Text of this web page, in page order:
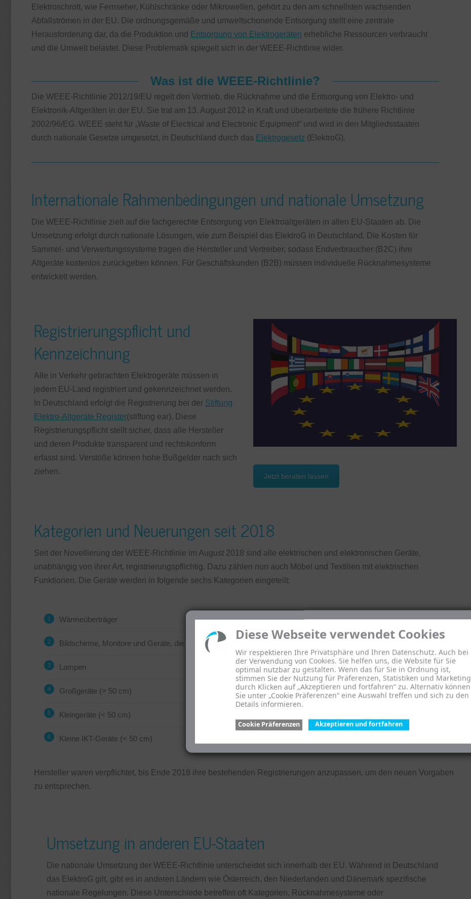
Diese Webseite verwendet Cookies
Wir respektieren Ihre Privatsphäre und Ihren Datenschutz. Auch bei
der Verwendung von Cookies. Sie helfen uns, die Website für Sie
optimal nutzbar zu gestalten. Wenn das für Sie in Ordnung ist,
stimmen Sie der Nutzung für Präferenzen, Statistiken und Marketing
durch Klicken auf „Akzeptieren und fortfahren“ zu. Alternativ können
Sie unter „Cookie Präferenzen“ eine Auswahl treffen und sich zu den
Details informieren.
Cookie Präferenzen Akzeptieren und fortfahren
Elektroschrott, wie Fernseher, Kühlschränke oder Mikrowellen, gehört zu den am schnellsten wachsenden
Abfallströmen in der EU. Die ordnungsgemäße und umweltschonende Entsorgung stellt eine zentrale
Herausforderung dar, da die Produktion und
Entsorgung von Elektrogeräten erhebliche Ressourcen verbraucht
und die Umwelt belastet. Diese Problematik spiegelt sich in der WEEE-Richtlinie wider.
Was ist die WEEE-Richtlinie?
Die WEEE-Richtlinie 2012/19/EU regelt den Vertrieb, die Rücknahme und die Entsorgung von Elektro- und
Elektronik-Altgeräten in der EU. Sie trat am 13. August 2012 in Kraft und überarbeitete die frühere Richtlinie
2002/96/EG. WEEE steht für „Waste of Electrical and Electronic Equipment“ und wird in den Mitgliedsstaaten
durch nationale Gesetze umgesetzt, in Deutschland durch das Elektrogesetz (ElektroG).
Internationale Rahmenbedingungen und nationale Umsetzung
Die WEEE-Richtlinie zielt auf die fachgerechte Entsorgung von Elektroaltgeräten in allen EU-Staaten ab. Die
Umsetzung erfolgt durch nationale Lösungen, wie zum Beispiel das ElektroG in Deutschland. Die Kosten für
Sammel- und Verwertungssysteme tragen die Hersteller und Vertreiber, sodass Endverbraucher (B2C) ihre
Altgeräte kostenlos zurückgeben können. Für Geschäftskunden (B2B) müssen individuelle Rücknahmesysteme
entwickelt werden.
Registrierungspflicht und
Kennzeichnung
Alle in Verkehr gebrachten Elektrogeräte müssen in
jedem EU-Land registriert und gekennzeichnet werden.
In Deutschland erfolgt die Registrierung bei der Stiftung
Elektro-Altgeräte Register(stiftung ear). Diese
Registrierungspflicht stellt sicher, dass alle Hersteller
und deren Produkte transparent und rechtskonform
erfasst sind. Verstöße können hohe Bußgelder nach sich
ziehen.
Jetzt beraten lassen
Kategorien und Neuerungen seit 2018
Seit der Novellierung der WEEE-Richtlinie im August 2018 sind alle elektrischen und elektronischen Geräte,
unabhängig von ihrer Art, registrierungspflichtig. Dazu zählen nun auch Möbel und Textilien mit elektrischen
Funktionen. Die Geräte werden in folgende sechs Kategorien eingeteilt:
Wärmeüberträger
Bildschirme, Monitore und Geräte, die Bildschirme mit einer Oberfläche von mehr als 100 cm² enthalten
Lampen
Großgeräte (> 50 cm)
Kleingeräte (< 50 cm)
Kleine IKT-Geräte (< 50 cm)
Hersteller waren verpflichtet, bis Ende 2018 ihre bestehenden Registrierungen anzupassen, um den neuen Vorgaben
zu entsprechen.
Umsetzung in anderen EU-Staaten
Die nationale Umsetzung der WEEE-Richtlinie unterscheidet sich innerhalb der EU. Während in Deutschland
das ElektroG gilt, gibt es in anderen Ländern wie Österreich, den Niederlanden und Dänemark spezifische
nationale Regelungen. Diese Unterschiede betreffen oft Kategorien, Rücknahmesysteme oder